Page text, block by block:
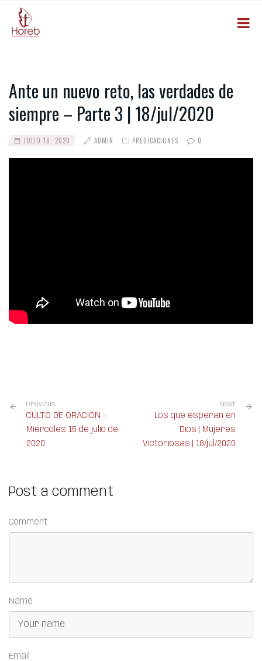
Ante un nuevo reto, las verdades de
siempre – Parte 3 | 18/jul/2020
JULIO 18, 2020 ADMIN PREDICACIONES 0
Previous
CULTO DE ORACIÓN –
Miércoles 15 de julio de
2020
Next
Los que esperan en
Dios | Mujeres
Victoriosas | 18/jul/2020
Post a comment
Comment
Name
Email